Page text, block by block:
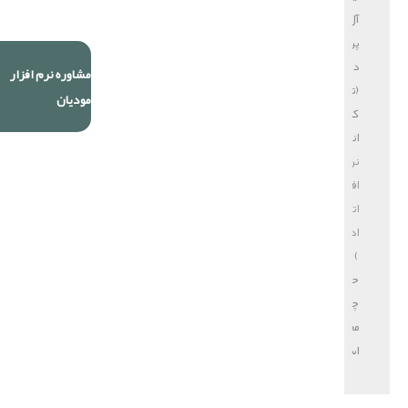
مشاوره نرم افزار
مودیان
آل
پردازش
دایا
(تولید
کننده
انواع
نرم
افزار
اتوماسیون
اداری
)
حق
چاپ
محفوظ
است